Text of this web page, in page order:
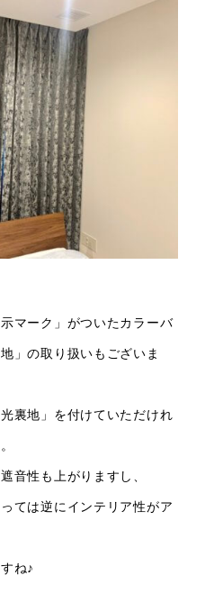
マーク」がついたカラーバ
」の取り扱いもございま
裏地」を付けていただけれ
音性も上がりますし、
ては逆にインテリア性がア
ね♪